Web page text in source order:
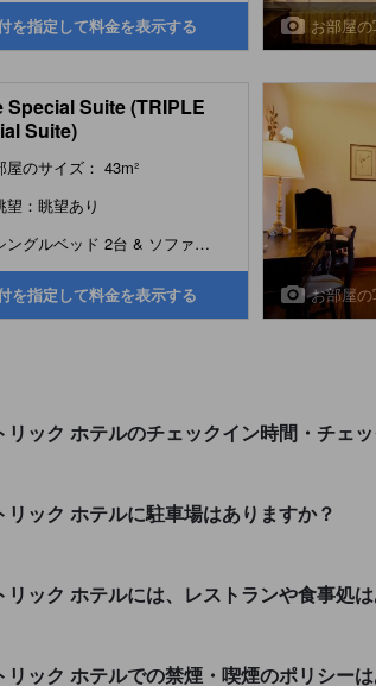
を指定して料金を表示する お部屋
Special Suite (TRIPLE
Suite)
屋のサイズ： 43m²
望：眺望あり
シングルベッド 2台 & ソファーベッド 1台 または...
を指定して料金を表示する お部屋
ック ホテルのチェックイン時間・チェ
ック ホテルに駐車場はありますか？
ック ホテルには、レストランや食事処
ック ホテルでの禁煙・喫煙のポリシー